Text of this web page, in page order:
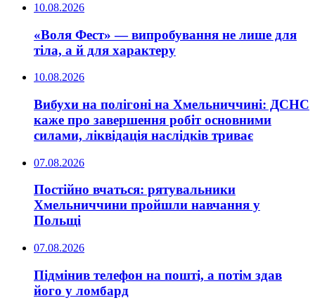
10.08.2026
«Воля Фест» — випробування не лише для
тіла, а й для характеру
10.08.2026
Вибухи на полігоні на Хмельниччині: ДСНС
каже про завершення робіт основними
силами, ліквідація наслідків триває
07.08.2026
Постійно вчаться: рятувальники
Хмельниччини пройшли навчання у
Польщі
07.08.2026
Підмінив телефон на пошті, а потім здав
його у ломбард